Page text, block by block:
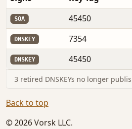
SOA 45450
DNSKEY 7354
DNSKEY 45450
3 retired DNSKEYs no longer
Back to top
© 2026 Vorsk LLC.